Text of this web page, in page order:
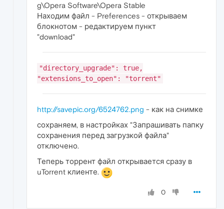
g\Opera Software\Opera Stable
Находим файл - Preferences - открываем
блокнотом - редактируем пункт
"download"
"directory_upgrade": true,
"extensions_to_open": "torrent"
http://savepic.org/6524762.png - как на снимке
сохраняем, в настройках "Запрашивать папку
сохранения перед загрузкой файла"
отключено.
Теперь торрент файл открывается сразу в
uTorrent клиенте.
0